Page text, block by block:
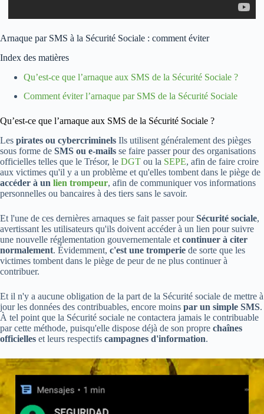
Arnaque par SMS à la Sécurité Sociale : comment éviter
Index des matières
Qu’est-ce que l’arnaque aux SMS de la Sécurité Sociale ?
Comment éviter l’arnaque par SMS de la Sécurité Sociale
Qu’est-ce que l’arnaque aux SMS de la Sécurité Sociale ?
Les pirates ou cybercriminels Ils utilisent généralement des pièges
sous forme de SMS ou e-mails se faire passer pour des organisations
officielles telles que le Trésor, le DGT ou la SEPE, afin de faire croire
aux victimes qu'il y a un problème et qu'elles tombent dans le piège de
accéder à un lien trompeur, afin de communiquer vos informations
personnelles ou bancaires à des tiers sans le savoir.
Et l'une de ces dernières arnaques se fait passer pourSécurité sociale,
avertissant les utilisateurs qu'ils doivent accéder à un lien pour suivre
une nouvelle réglementation gouvernementale et continuer à citer
normalement. Évidemment, c'est une tromperie de sorte que les
victimes tombent dans le piège de peur de ne plus continuer à
contribuer.
Et il n'y a aucune obligation de la part de la Sécurité sociale de mettre à
jour les données des contribuables, encore moins par un simple SMS.
À tel point que la Sécurité sociale ne contactera jamais le contribuable
par cette méthode, puisqu'elle dispose déjà de son propre chaînes
officielles et leurs respectifs campagnes d'information.